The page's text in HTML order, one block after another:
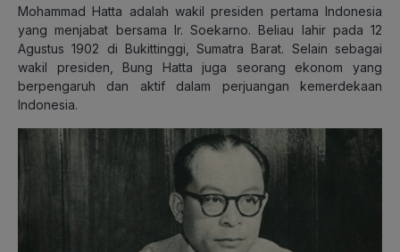
Mohammad Hatta adalah wakil presiden pertama Indonesia
yang menjabat bersama Ir. Soekarno. Beliau lahir pada 12
Agustus 1902 di Bukittinggi, Sumatra Barat. Selain sebagai
wakil presiden, Bung Hatta juga seorang ekonom yang
berpengaruh dan aktif dalam perjuangan kemerdekaan
Indonesia.